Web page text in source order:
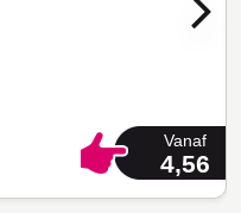
Vanaf
4,56